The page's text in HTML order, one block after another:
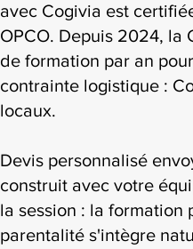
avec Cogivia est
OPCO. Depuis 2024, la
de formation par an
contrainte logistique :
locaux.
Devis personnalisé
construit avec votre
la session : la formation
parentalité s'intègre